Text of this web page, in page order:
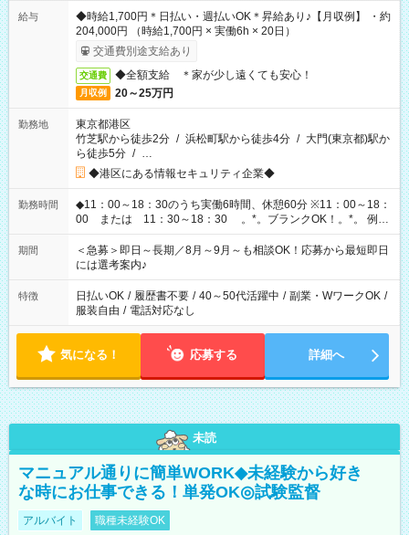
給与
◆時給1,700円＊日払い・週払いOK＊昇給あり♪【月収例】 ・約
204,000円 （時給1,700円 × 実働6h × 20日）
交通費別途支給あり
交通費 ◆全額支給 ＊家が少し遠くても安心！
月収例 20～25万円
勤務地
東京都港区
竹芝駅から徒歩2分 / 浜松町駅から徒歩4分 / 大門(東京都)駅か
ら徒歩5分 / …
◆港区にある情報セキュリティ企業◆
勤務時間
◆11：00～18：30のうち実働6時間、休憩60分 ※11：00～18：
00 または 11：30～18：30 。*。ブランクOK！。*。 例え
ば前職が、 在宅/財団法人/事務/コールセンター/受付/販売/カフェ
スタッフ スイーツ販売/ホテルフロント/化粧品販売/など 様々な
業界から入社して活躍されています♪
期間
＜急募＞即日～長期／8月～9月～も相談OK！応募から最短即日
には選考案内♪
特徴 日払いOK / 履歴書不要 / 40～50代活躍中 / 副業・WワークOK /
服装自由 / 電話対応なし
気になる！ 応募する 詳細へ
未読
マニュアル通りに簡単WORK◆未経験から好き
な時にお仕事できる！単発OK◎試験監督
アルバイト 職種未経験OK